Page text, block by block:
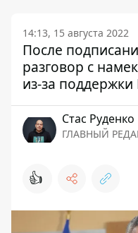
14:13, 15 августа 2022
После
разговор с
из-за
Стаc Руденко
ГЛАВНЫЙ
👍